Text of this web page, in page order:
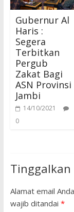
Gubernur Al
Haris :
Segera
Terbitkan
Pergub
Zakat Bagi
ASN Provinsi
Jambi
14/10/2021
0
Tinggalkan
Alamat email
wajib ditandai *